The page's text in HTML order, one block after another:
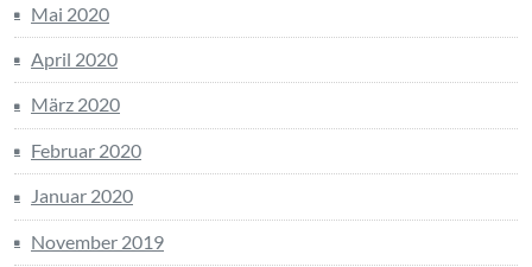
Mai 2020
April 2020
März 2020
Februar 2020
Januar 2020
November 2019